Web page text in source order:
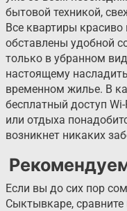
бытовой техникой,
Все квартиры
обставлены удобной
только в убранном
настоящему
временном жилье. В
бесплатный доступ
или отдыха
возникнет никаких
Если вы до сих пор
Сыктывкаре,